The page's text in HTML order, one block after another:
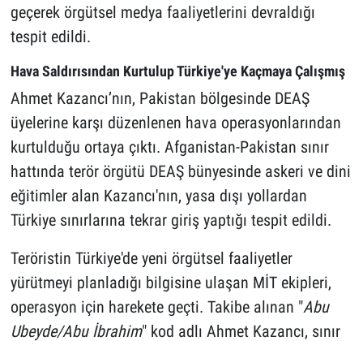
geçerek örgütsel medya faaliyetlerini devraldığı
tespit edildi.
Hava Saldırısından Kurtulup Türkiye'ye Kaçmaya Çalışmış
Ahmet Kazancı’nın, Pakistan bölgesinde DEAŞ
üyelerine karşı düzenlenen hava operasyonlarından
kurtulduğu ortaya çıktı. Afganistan-Pakistan sınır
hattında terör örgütü DEAŞ bünyesinde askeri ve dini
eğitimler alan Kazancı'nın, yasa dışı yollardan
Türkiye sınırlarına tekrar giriş yaptığı tespit edildi.
Teröristin Türkiye'de yeni örgütsel faaliyetler
yürütmeyi planladığı bilgisine ulaşan MİT ekipleri,
operasyon için harekete geçti. Takibe alınan "Abu
Ubeyde/Abu İbrahim" kod adlı Ahmet Kazancı, sınır